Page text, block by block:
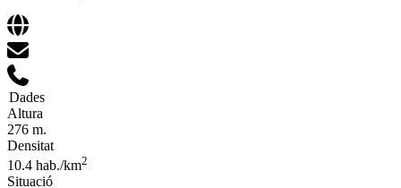
Dades
Altura
276 m.
Densitat
10.4 hab./km2
Situació